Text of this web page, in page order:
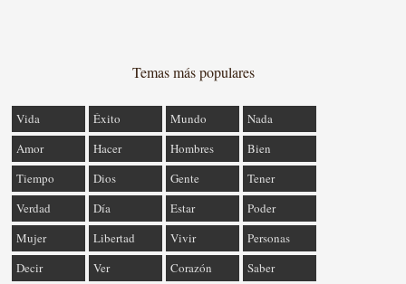
Temas más populares
Vida Éxito Mundo
Nada
Amor
Hacer Hombres
Bien
Tiempo
Dios Gente
Tener
Verdad
Día Estar
Poder
Mujer
Libertad Vivir
Personas
Decir
Ver Corazón Saber